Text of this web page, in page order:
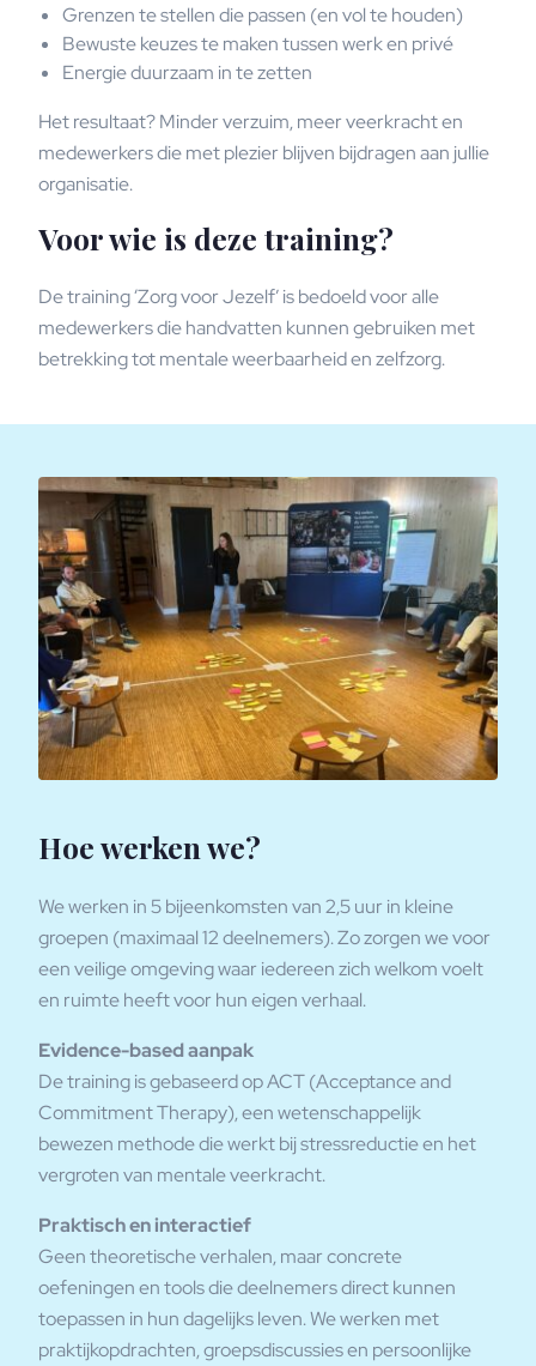
Grenzen te stellen die passen (en vol te houden)
Bewuste keuzes te maken tussen werk en privé
Energie duurzaam in te zetten
Het resultaat? Minder verzuim, meer veerkracht en
medewerkers die met plezier blijven bijdragen aan jullie
organisatie.
Voor wie is deze training?
De training ‘Zorg voor Jezelf’ is bedoeld voor alle
medewerkers die handvatten kunnen gebruiken met
betrekking tot mentale weerbaarheid en zelfzorg.
Hoe werken we?
We werken in 5 bijeenkomsten van 2,5 uur in kleine
groepen (maximaal 12 deelnemers). Zo zorgen we voor
een veilige omgeving waar iedereen zich welkom voelt
en ruimte heeft voor hun eigen verhaal.
Evidence-based aanpak
De training is gebaseerd op ACT (Acceptance and
Commitment Therapy), een wetenschappelijk
bewezen methode die werkt bij stressreductie en het
vergroten van mentale veerkracht.
Praktisch en interactief
Geen theoretische verhalen, maar concrete
oefeningen en tools die deelnemers direct kunnen
toepassen in hun dagelijks leven. We werken met
praktijkopdrachten, groepsdiscussies en persoonlijke